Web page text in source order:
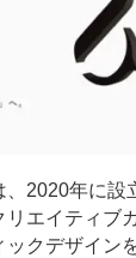
、2020年に設
リエイティブ
ックデザイン